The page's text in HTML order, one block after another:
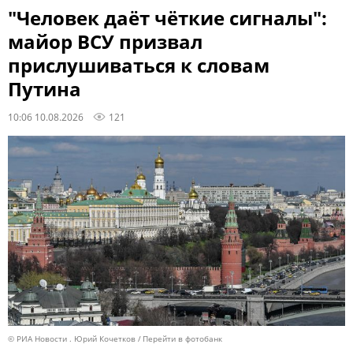
"Человек даёт чёткие сигналы":
майор ВСУ призвал
прислушиваться к словам
Путина
10:06 10.08.2026 121
© РИА Новости . Юрий Кочетков Перейти в фотобанк